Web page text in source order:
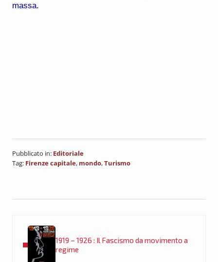
massa.
Pubblicato in: Editoriale
Tag: Firenze capitale, mondo,Turismo
1919 – 1926 : Il Fascismo da movimento a
regime